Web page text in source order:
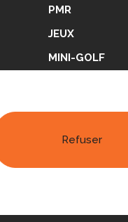
Refuser
PMR
JEUX
MINI-GOLF